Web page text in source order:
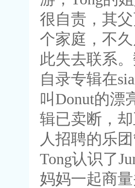
很自责，其
个家庭，不
此失去联系
自录专辑在
叫Donut的漂
辑已卖断，
人招聘的乐
Tong认识了
妈妈一起商